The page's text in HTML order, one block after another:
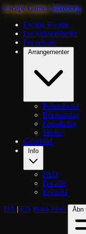
Escape Games Silkeborg
Escape Rooms
For virksomheder
For private
Arrangementer
Polterabend
Blå mandag
Fødselsdag
Skoler
Gavekort
FAQ
For alle
Kontakt
DA | EN Book Her! Åbn